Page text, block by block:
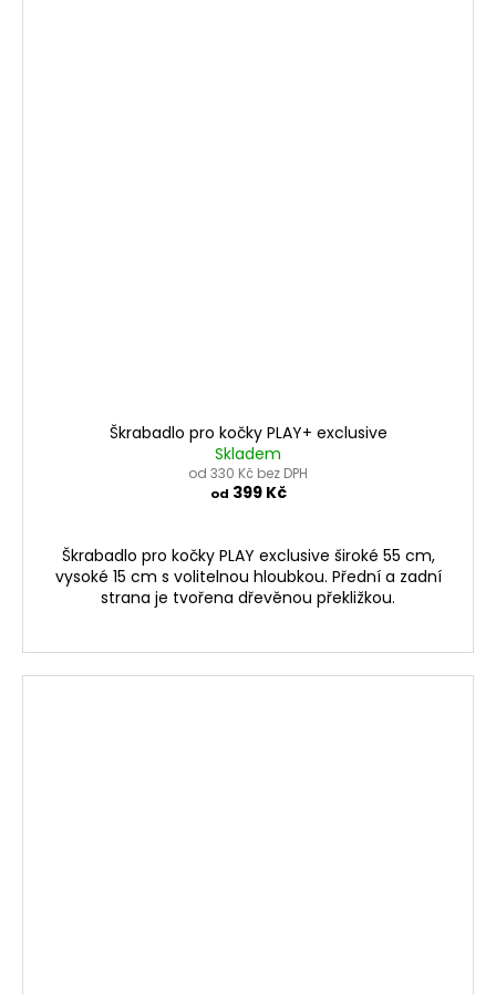
Škrabadlo pro kočky PLAY+ exclusive
Skladem
od 330 Kč bez DPH
od 399 Kč
Škrabadlo pro kočky PLAY exclusive široké 55 cm,
vysoké 15 cm s volitelnou hloubkou. Přední a zadní
strana je tvořena dřevěnou překližkou.